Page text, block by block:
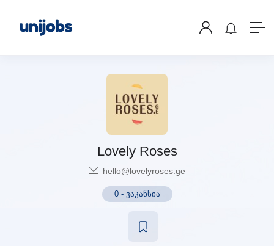
Lovely Roses
hello@lovelyroses.ge
0- ვაკანსია